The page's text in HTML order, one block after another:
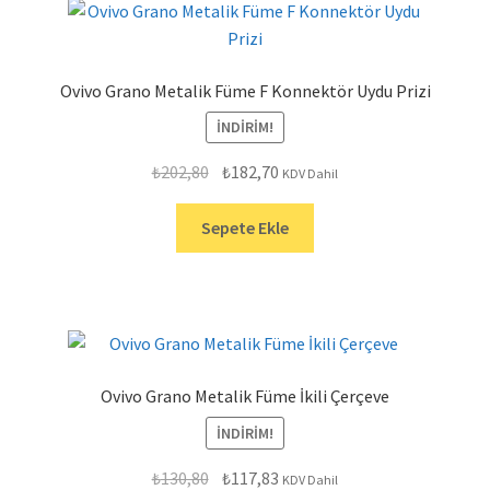
Ovivo Grano Metalik Füme F Konnektör Uydu Prizi
İNDIRIM!
₺202,80 Orijinal
fiyat:
₺202,80.
₺182,70 Şu
andaki
fiyat:
₺182,70.
KDV Dahil
Sepete Ekle
Ovivo Grano Metalik Füme İkili Çerçeve
İNDIRIM!
₺130,80 Orijinal
₺117,83 Şu
KDV Dahil